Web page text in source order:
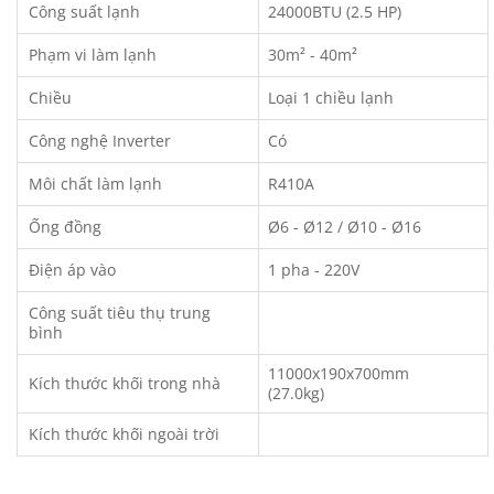
Công suất lạnh 24000BTU (2.5 HP)
Phạm vi làm lạnh 30m² - 40m²
Chiều Loại 1 chiều lạnh
Công nghệ Inverter Có
Môi chất làm lạnh R410A
Ống đồng Ø6 - Ø12 / Ø10 - Ø16
Điện áp vào 1 pha - 220V
Công suất tiêu thụ trung
bình
Kích thước khối trong nhà
11000x190x700mm
(27.0kg)
Kích thước khối ngoài trời